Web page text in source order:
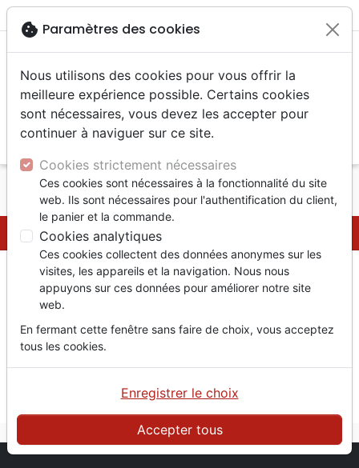
menu
Accueil Questions fréquentes
Questions fréquentes
Liste des sous-catégories dans Questions fréquentes :
Questions fréquentes auteurs / éditeurs
Liste des pages dans Questions fréquentes :
Comment réinitialiser son mot de passe ?
J'ai changé d'adresse email. Que faire ?
cookie Paramètres des cookies
Nous utilisons des cookies pour vous offrir la
meilleure expérience possible. Certains cookies
sont nécessaires, vous devez les accepter pour
continuer à naviguer sur ce site.
Cookies strictement nécessaires
Ces cookies sont nécessaires à la fonctionnalité du site
web. Ils sont nécessaires pour l'authentification du client,
le panier et la commande.
Cookies analytiques
Ces cookies collectent des données anonymes sur les
visites, les appareils et la navigation. Nous nous
appuyons sur ces données pour améliorer notre site
web.
En fermant cette fenêtre sans faire de choix, vous acceptez
tous les cookies.
Accepter tous
Enregistrer le choix